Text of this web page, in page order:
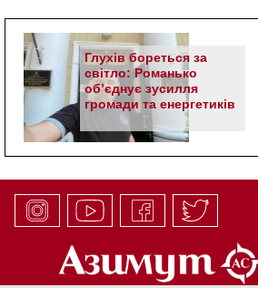
Глухів бореться за
світло: Романько
об’єднує зусилля
громади та енергетиків